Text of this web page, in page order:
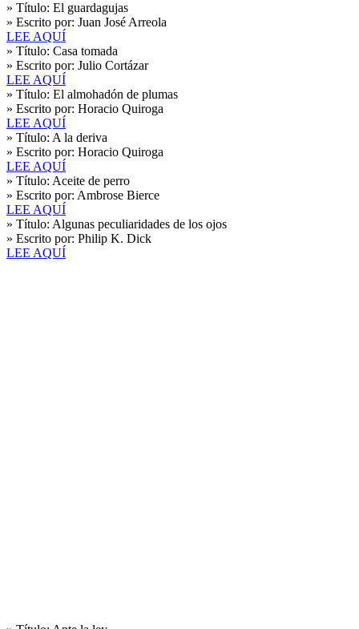
» Título: El guardagujas
» Escrito por: Juan José Arreola
LEE AQUÍ
» Título: Casa tomada
» Escrito por: Julio Cortázar
LEE AQUÍ
» Título: El almohadón de plumas
» Escrito por: Horacio Quiroga
LEE AQUÍ
» Título: A la deriva
» Escrito por: Horacio Quiroga
LEE AQUÍ
» Título: Aceite de perro
» Escrito por: Ambrose Bierce
LEE AQUÍ
» Título: Algunas peculiaridades de los ojos
» Escrito por: Philip K. Dick
LEE AQUÍ